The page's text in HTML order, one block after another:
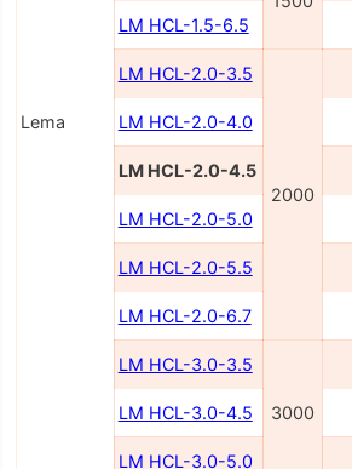
Lema
LM HCL-1.5-6.5
LM HCL-2.0-3.5
2000
LM HCL-2.0-4.0
LM HCL-2.0-4.5
LM HCL-2.0-5.0
LM HCL-2.0-5.5
LM HCL-2.0-6.7
LM HCL-3.0-3.5
3000
LM HCL-3.0-4.5
LM HCL-3.0-5.0